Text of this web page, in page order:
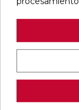
ALAPLANA
BODO
60X120
favorite